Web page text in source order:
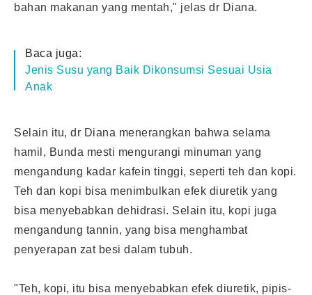
bahan makanan yang mentah," jelas dr Diana.
Baca juga:
Jenis Susu yang Baik Dikonsumsi Sesuai Usia
Anak
Selain itu, dr Diana menerangkan bahwa selama
hamil, Bunda mesti mengurangi minuman yang
mengandung kadar kafein tinggi, seperti teh dan kopi.
Teh dan kopi bisa menimbulkan efek diuretik yang
bisa menyebabkan dehidrasi. Selain itu, kopi juga
mengandung tannin, yang bisa menghambat
penyerapan zat besi dalam tubuh.
"Teh, kopi, itu bisa menyebabkan efek diuretik, pipis-